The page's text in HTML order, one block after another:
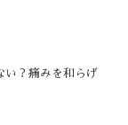
い？痛みを和らげ